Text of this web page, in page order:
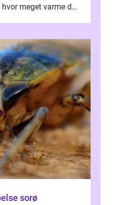
meget varme du
sorø